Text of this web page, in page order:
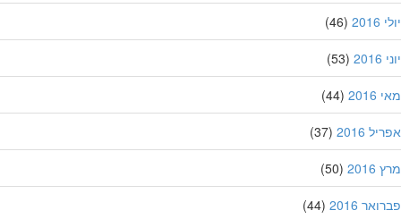
(46)
(53)
(44)
2016
(37)
(50)
2016
(44)